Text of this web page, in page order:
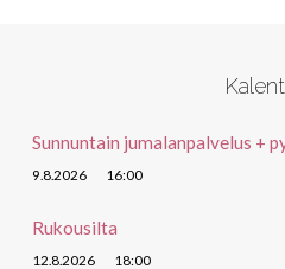
Sunnuntain jumalanpalvelus +
9.8.2026 16:00
Rukousilta
12.8.2026 18:00